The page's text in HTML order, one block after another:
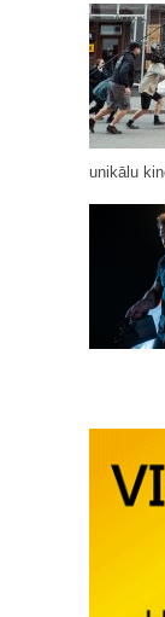
unikālu